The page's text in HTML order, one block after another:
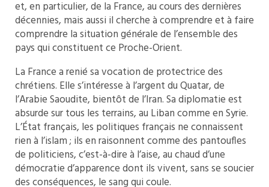
et, en particulier, de la France, au cours des dernières
décennies, mais aussi il cherche à comprendre et à faire
comprendre la situation générale de l’ensemble des
pays qui constituent ce Proche-Orient.
La France a renié sa vocation de protectrice des
chrétiens. Elle s’intéresse à l’argent du Quatar, de
l’Arabie Saoudite, bientôt de l’Iran. Sa diplomatie est
absurde sur tous les terrains, au Liban comme en Syrie.
L’État français, les politiques français ne connaissent
rien à l’islam ; ils en raisonnent comme des pantoufles
de politiciens, c’est-à-dire à l’aise, au chaud d’une
démocratie d’apparence dont ils vivent, sans se soucier
des conséquences, le sang qui coule.